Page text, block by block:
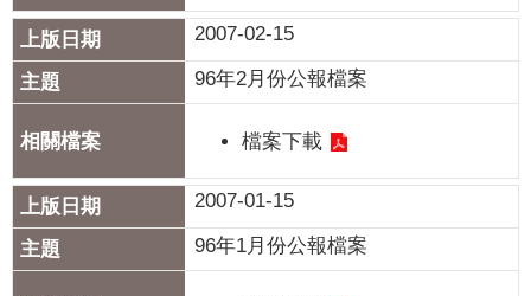
宣
告
2007-02-15
96年2月份公報檔案
檔案下載
2007-01-15
96年1月份公報檔案